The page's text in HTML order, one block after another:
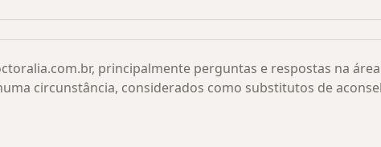
principalmente perguntas e respostas na
circunstância, considerados como substitutos de